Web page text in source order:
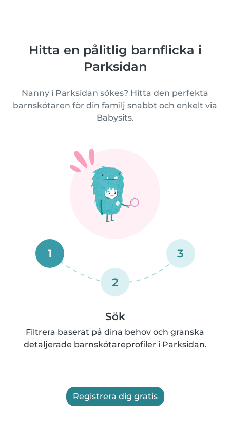
Hitta en pålitlig barnflicka i
Parksidan
Nanny i Parksidan sökes? Hitta den perfekta
barnskötaren för din familj snabbt och enkelt via
Babysits.
1
2
3
Sök
Filtrera baserat på dina behov och granska
detaljerade barnskötareprofiler i Parksidan.
Registrera dig gratis